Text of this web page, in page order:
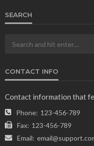
SEARCH
CONTACT INFO
Contact information that
Phone: 123-456-789
Fax: 123-456-789
Email: